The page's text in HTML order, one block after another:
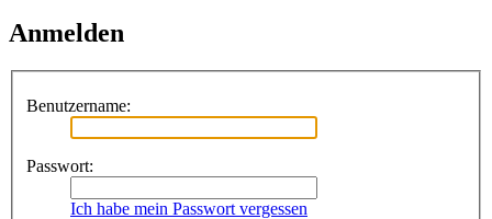
Anmelden
Benutzername:
Passwort:
Ich habe mein Passwort vergessen